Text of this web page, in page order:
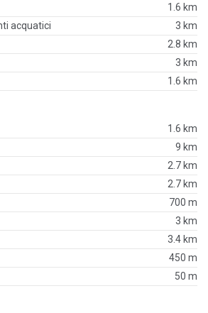
1.6 km
acquatici
3 km
2.8 km
3 km
1.6 km
1.6 km
9 km
2.7 km
2.7 km
700 m
3 km
3.4 km
450 m
50 m